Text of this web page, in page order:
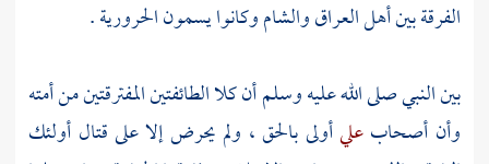
الفرقة بين أهلالعراقوالشاموكانوا يسمون الحرورية .
بين النبي صلى الله عليه وسلم أن كلا الطائفتين المفترقتين من أمته
وأن أصحابعليأولى بالحق ، ولم يحرض إلا على قتال أولئك